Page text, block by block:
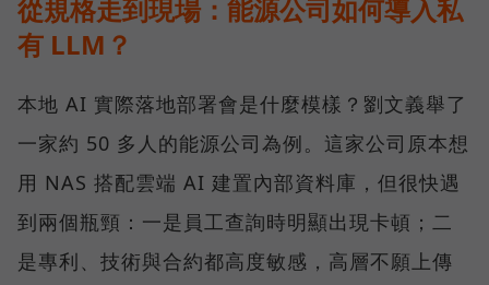
從規格走到現場：能源公司如何導入私
有 LLM？
本地 AI 實際落地部署會是什麼模樣？劉文義舉了
一家約 50 多人的能源公司為例。這家公司原本想
用 NAS 搭配雲端 AI 建置內部資料庫，但很快遇
到兩個瓶頸：一是員工查詢時明顯出現卡頓；二
是專利、技術與合約都高度敏感，高層不願上傳